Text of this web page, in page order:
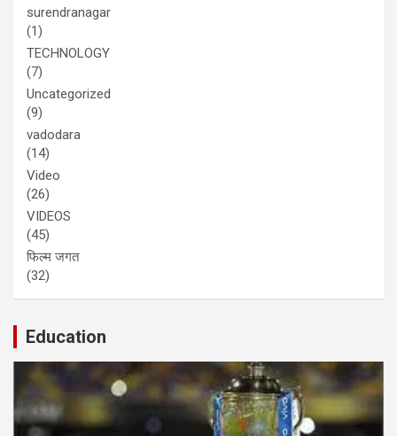
surendranagar
(1)
TECHNOLOGY
(7)
Uncategorized
(9)
vadodara
(14)
Video
(26)
VIDEOS
(45)
फिल्म जगत
(32)
Education